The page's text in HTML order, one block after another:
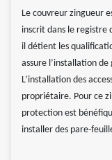
Le couvreur zingueur
inscrit dans le registre
il détient les
assure l’installation
L’installation des
propriétaire. Pour ce
protection est
installer des pare-